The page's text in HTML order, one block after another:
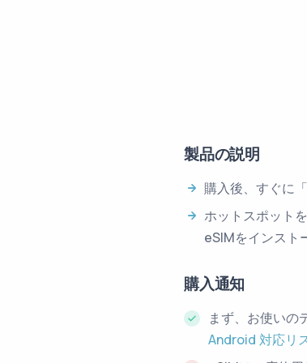
製品の説明
購入後、すぐに
ホットスポット
eSIMをインスト
購入通知
まず、お使いの
Android 対応リ